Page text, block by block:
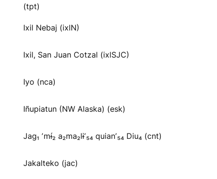
(tpt)
Ixil Nebaj (ixlN)
Ixil, San Juan Cotzal (ixlSJC)
Iyo (nca)
Iñupiatun (NW Alaska) (esk)
Jag₁ ʼmɨ́₂ a₂ma₂lɨʼ₅₄ quianʼ₅₄ Diu₄ (cnt)
Jakalteko (jac)